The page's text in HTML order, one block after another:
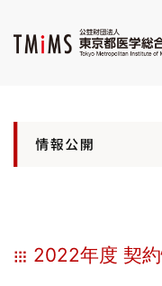
2022年度 契